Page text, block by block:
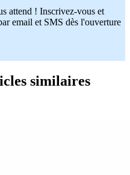
attend ! Inscrivez-vous et
email et SMS dès l'ouverture
similaires